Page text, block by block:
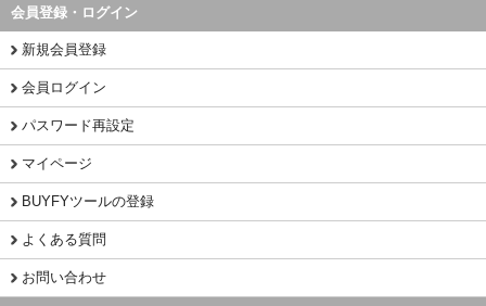
会員登録・ログイン
新規会員登録
会員ログイン
パスワード再設定
マイページ
BUYFYツールの登録
よくある質問
お問い合わせ